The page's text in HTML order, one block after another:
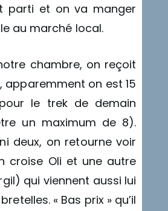
parti et on va manger
au marché local.
chambre, on reçoit
apparemment on est 15
le trek de demain
un maximum de 8).
deux, on retourne voir
croise Oli et une autre
qui viennent aussi lui
« Bas prix » qu’il